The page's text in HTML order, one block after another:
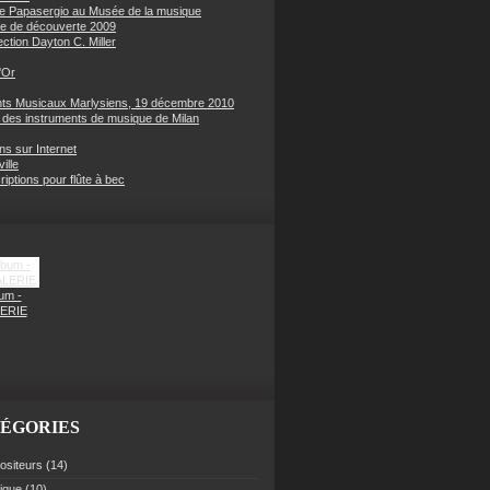
Papasergio au Musée de la musique
de découverte 2009
Dayton C. Miller
Musicaux Marlysiens, 19 décembre 2010
des instruments de musique de Milan
sur Internet
pour flûte à bec
-
(14)